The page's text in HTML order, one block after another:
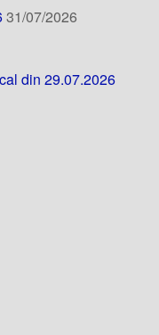
31/07/2026
din 29.07.2026